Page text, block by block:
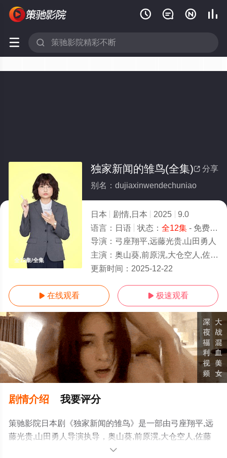
   
 
全12集/全集
 分享
独家新闻的雏鸟(全集)
别名：dujiaxinwendechuniao
日本 剧情,日本 2025
9.0
语言： 日语 状态： 全12集- 免费在线观看
导演： 弓座翔平,远藤光贵,山田勇人
主演： 奥山葵,前原滉,大仓空人,佐藤友祐,永冈佑,夙川与务,泷川英次
更新时间： 2025-12-22
 在线观看  极速观看
剧情介绍 我要评分
策驰影院日本剧《独家新闻的雏鸟》是一部由弓座翔平,远
藤光贵,山田勇人导演执导，奥山葵,前原滉,大仓空人,佐藤
友祐,永冈佑,夙川与务,泷川英次等演员精彩演绎的日本电视
